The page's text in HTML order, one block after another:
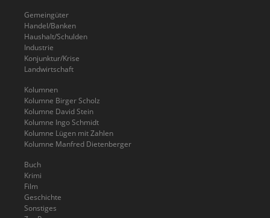
Gemeingüter
Handel/Banken
Haushalt/Schulden
Industrie
Konjunktur/Krise
Landwirtschaft
Kolumnen
Kolumne Birger Scholz
Kolumne David Stein
Kolumne Ingo Schmidt
Kolumne Lügen mit Zahlen
Kolumne Manfred Dietenberger
Buch
Krimi
Film
Geschichte
Sonstiges